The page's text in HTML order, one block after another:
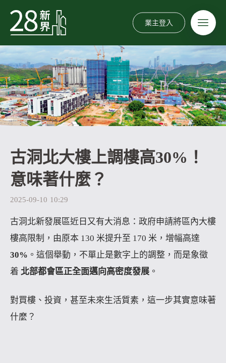
業主登入
古洞北大樓上調樓高30%！
意味著什麼？
2025-09-10 10:29
古洞北新發展區近日又有大消息：政府申請將區內大樓
樓高限制，由原本 130 米提升至 170 米，增幅高達
30% 。這個舉動，不單止是數字上的調整，而是象徵
着 北部都會區正全面邁向高密度發展 。
對買樓、投資，甚至未來生活質素，這一步其實意味著
什麼？